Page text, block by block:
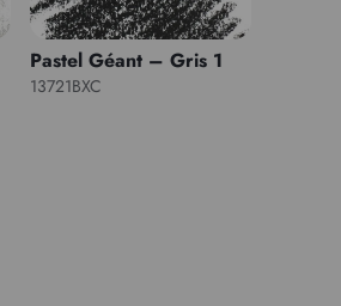
Pastel Géant – Gris 1
13721BXC